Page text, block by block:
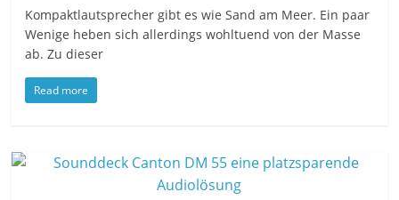
Kompaktlautsprecher gibt es wie Sand am Meer. Ein paar
Wenige heben sich allerdings wohltuend von der Masse
ab. Zu dieser
Read more